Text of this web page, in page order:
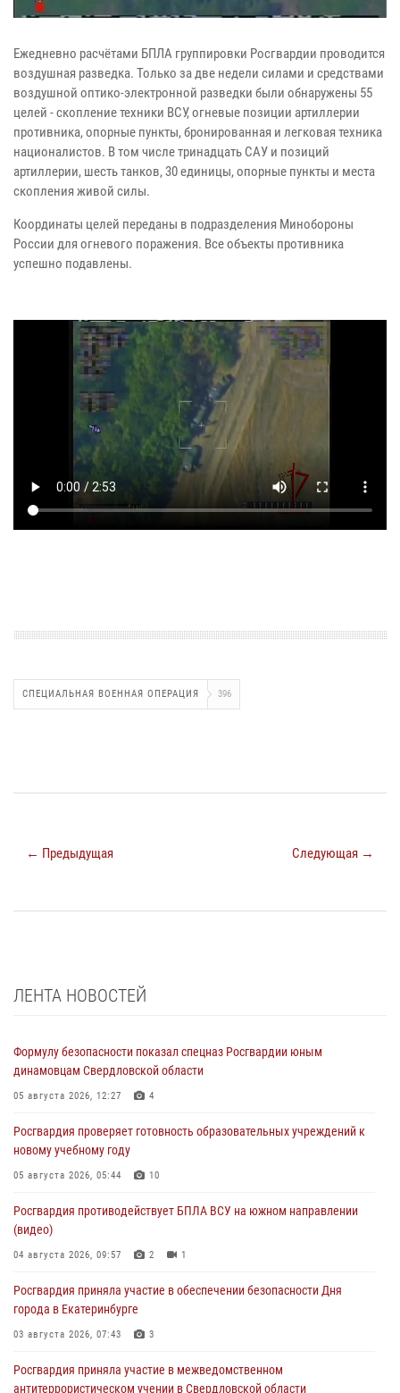
Ежедневно расчётами БПЛА группировки Росгвардии проводится
воздушная разведка. Только за две недели силами и средствами
воздушной оптико-электронной разведки были обнаружены 55
целей - скопление техники ВСУ, огневые позиции артиллерии
противника, опорные пункты, бронированная и легковая техника
националистов. В том числе тринадцать САУ и позиций
артиллерии, шесть танков, 30 единицы, опорные пункты и места
скопления живой силы.
Координаты целей переданы в подразделения Минобороны
России для огневого поражения. Все объекты противника
успешно подавлены.
СПЕЦИАЛЬНАЯ ВОЕННАЯ ОПЕРАЦИЯ 396
← Предыдущая Следующая →
ЛЕНТА НОВОСТЕЙ
Формулу безопасности показал спецназ Росгвардии юным
динамовцам Свердловской области
05 августа 2026, 12:27 4
Росгвардия проверяет готовность образовательных учреждений к
новому учебному году
05 августа 2026, 05:44 10
Росгвардия противодействует БПЛА ВСУ на южном направлении
(видео)
04 августа 2026, 09:57 2 1
Росгвардия приняла участие в обеспечении безопасности Дня
города в Екатеринбурге
03 августа 2026, 07:43 3
Росгвардия приняла участие в межведомственном
антитеррористическом учении в Свердловской области